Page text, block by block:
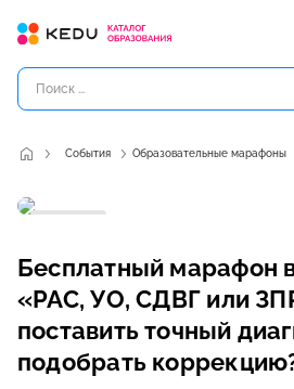
События Образовательные марафоны
Бесплатный марафон
«РАС, УО, СДВГ или
поставить точный
подобрать